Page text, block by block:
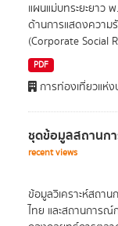
แผนแม่บทระยะยาว
ด้านการแสดงความ
(Corporate Social
PDF
การท่องเที่ยวแห่ง
ชุดข้อมูลสถานก
recent views
ข้อมูลวิเคราะห์สถา
ไทย และสถานการณ์